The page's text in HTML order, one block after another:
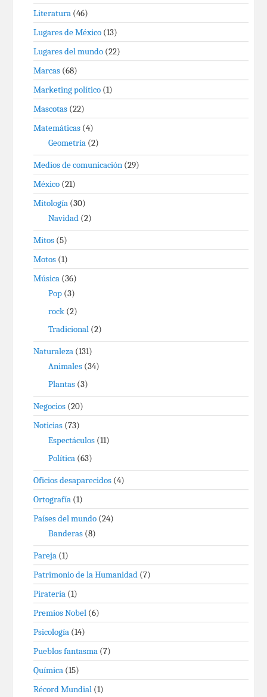
Literatura (46)
Lugares de México (13)
Lugares del mundo (22)
Marcas (68)
Marketing político (1)
Mascotas (22)
Matemáticas (4)
Geometría (2)
Medios de comunicación (29)
México (21)
Mitología (30)
Navidad (2)
Mitos (5)
Motos (1)
Música (36)
Pop (3)
rock (2)
Tradicional (2)
Naturaleza (131)
Animales (34)
Plantas (3)
Negocios (20)
Noticias (73)
Espectáculos (11)
Política (63)
Oficios desaparecidos (4)
Ortografía (1)
Países del mundo (24)
Banderas (8)
Pareja (1)
Patrimonio de la Humanidad (7)
Piratería (1)
Premios Nobel (6)
Psicología (14)
Pueblos fantasma (7)
Química (15)
Récord Mundial (1)